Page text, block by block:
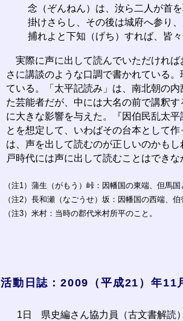
念（ぞんねん）は、汝ら二人が首
掛けさらし、その後は城府へ参り
捕れよと下知（げち）すれば、皆
実際に声に出して読んでいただければ
さに講談のような口調で書かれている
ている。「太平記読み」は、南北朝の
た芸能者だが、中には大名の前で講釈
に大きな影響を与えた。『因伯民乱太
とを想定して、いわばその台本として
は、声を出して読むのが正しいのかも
戸時代には声に出して読むことはできな
（注1）蒲生（がもう）峠：因幡国の東端、但馬
（注2）長和瀬（なごうせ）坂：因幡国の西端、
（注3）米村：当時の郡代米村所平のこと。
活動日誌：2009（平成21）年11
1日
県史編さん協力員（古文書解読